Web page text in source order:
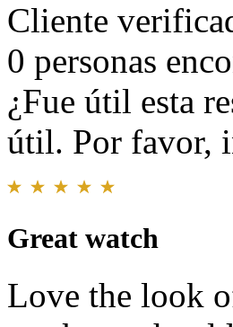
Cliente
0 personas
¿Fue útil esta
útil. Por favor,
Great watch
Love the look